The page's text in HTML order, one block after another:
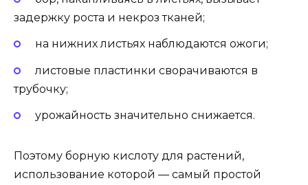
задержку роста и некроз тканей;
на нижних листьях наблюдаются ожоги;
листовые пластинки сворачиваются в
трубочку;
урожайность значительно снижается.
Поэтому борную кислоту для растений,
использование которой — самый простой